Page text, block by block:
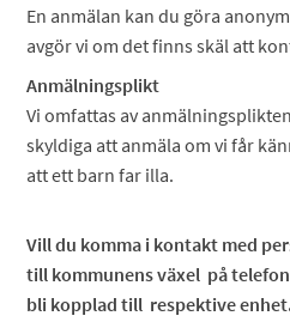
En anmälan kan du göra
avgör vi om det finns skäl att
Anmälningsplikt
Vi omfattas av
skyldiga att anmäla om vi får
att ett barn far illa.
Vill du komma i kontakt med
till kommunens växel på
bli kopplad till respektive